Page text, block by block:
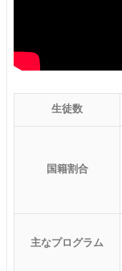
生徒数
国籍割合
主なプログラム